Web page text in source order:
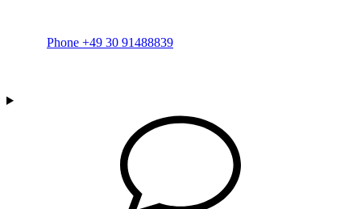
Phone +49 30 91488839